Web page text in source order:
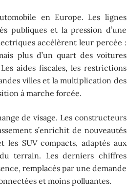
en Europe. Les lignes
publiques et la pression d’une
accélèrent leur percée :
plus d’un quart des voitures
aides fiscales, les restrictions
villes et la multiplication des
à marche forcée.
de visage. Les constructeurs
s’enrichit de nouveautés
les SUV compacts, adaptés aux
terrain. Les derniers chiffres
remplacés par une demande
et moins polluantes.